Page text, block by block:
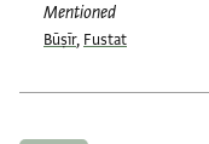
Mentioned
Būṣīr, Fustat